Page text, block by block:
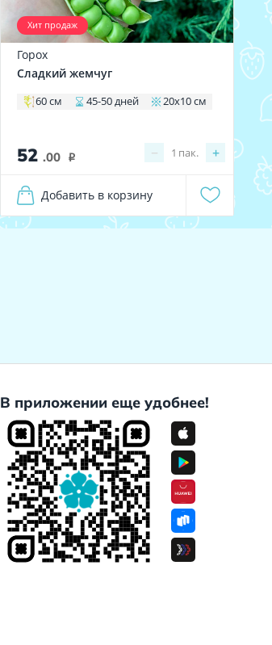
Хит продаж
Горох
Сладкий жемчуг
60 см 45-50 дней 20х10 см
52 .00 i − +
1 пак.
Добавить в корзину
В приложении еще удобнее!